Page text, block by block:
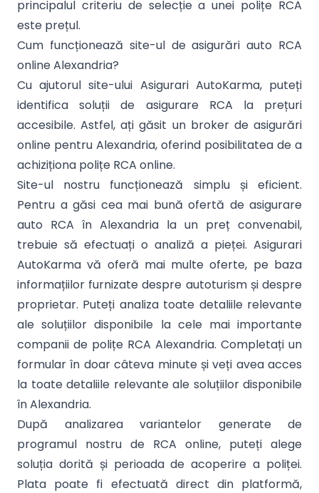
principalul criteriu de selecție a unei polițe RCA
este prețul.
Cum funcționează site-ul de asigurări auto RCA
online Alexandria?
Cu ajutorul site-ului Asigurari AutoKarma, puteți
identifica soluții de asigurare RCA la prețuri
accesibile. Astfel, ați găsit un broker de asigurări
online pentru Alexandria, oferind posibilitatea de a
achiziționa polițe RCA online.
Site-ul nostru funcționează simplu și eficient.
Pentru a găsi cea mai bună ofertă de asigurare
auto RCA în Alexandria la un preț convenabil,
trebuie să efectuați o analiză a pieței. Asigurari
AutoKarma vă oferă mai multe oferte, pe baza
informațiilor furnizate despre autoturism și despre
proprietar. Puteți analiza toate detaliile relevante
ale soluțiilor disponibile la cele mai importante
companii de polițe RCA Alexandria. Completați un
formular în doar câteva minute și veți avea acces
la toate detaliile relevante ale soluțiilor disponibile
în Alexandria.
După analizarea variantelor generate de
programul nostru de RCA online, puteți alege
soluția dorită și perioada de acoperire a poliței.
Plata poate fi efectuată direct din platformă,